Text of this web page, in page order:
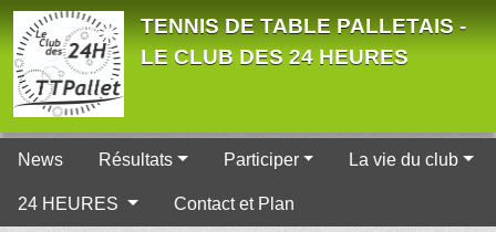
TENNIS DE TABLE PALLETAIS -
LE CLUB DES 24 HEURES
News Résultats Participer La vie du club
24 HEURES Contact et Plan
Panneau de gestion des cookies